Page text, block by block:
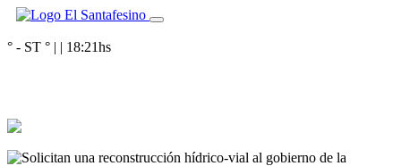
° - ST ° | | 18:21hs